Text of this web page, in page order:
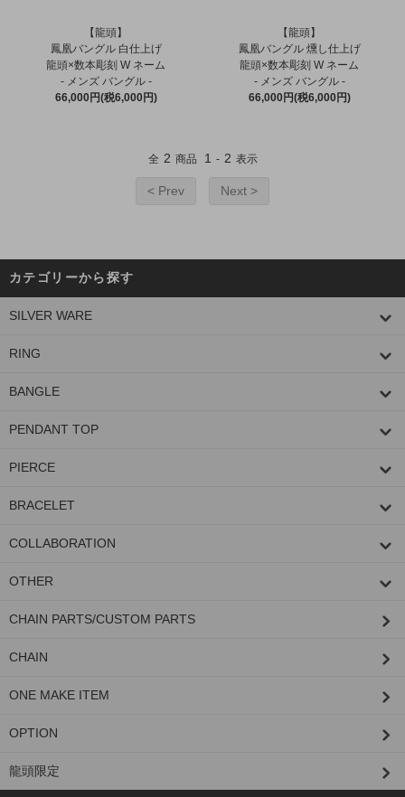
【龍頭】
鳳凰バングル 白仕上げ
龍頭×数本彫刻 W ネーム
- メンズ バングル -
66,000円(税6,000円)
【龍頭】
鳳凰バングル 燻し仕上げ
龍頭×数本彫刻 W ネーム
- メンズ バングル -
66,000円(税6,000円)
全 2 商品 1 - 2 表示
< Prev Next >
カテゴリーから探す
SILVER WARE
RING
BANGLE
PENDANT TOP
PIERCE
BRACELET
COLLABORATION
OTHER
CHAIN PARTS/CUSTOM PARTS
CHAIN
ONE MAKE ITEM
OPTION
龍頭限定